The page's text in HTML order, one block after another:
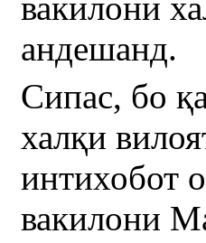
андешанд.
Сипас, бо
халқи
интихобот
вакилони